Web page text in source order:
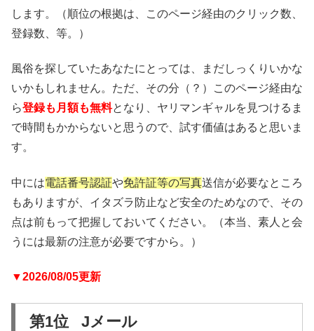
します。（順位の根拠は、このページ経由のクリック数、
登録数、等。）
風俗を探していたあなたにとっては、まだしっくりいかな
いかもしれません。ただ、その分（？）このページ経由な
ら登録も月額も無料となり、ヤリマンギャルを見つけるま
で時間もかからないと思うので、試す価値はあると思いま
す。
中には電話番号認証や免許証等の写真送信が必要なところ
もありますが、イタズラ防止など安全のためなので、その
点は前もって把握しておいてください。（本当、素人と会
うには最新の注意が必要ですから。）
▼2026/08/05更新
第1位 Jメール